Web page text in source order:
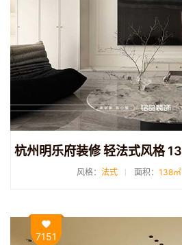
风格： 法式 面积： 138㎡
7151